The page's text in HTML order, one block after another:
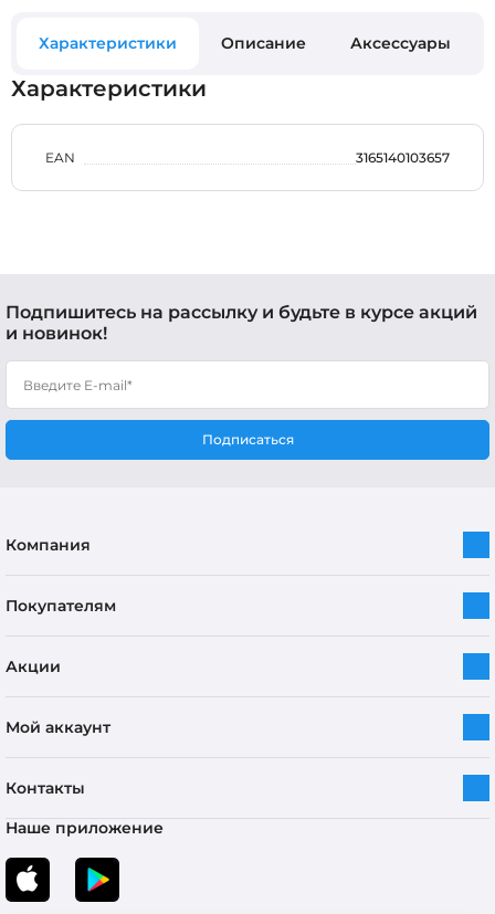
Характеристики Описание Аксессуары
Характеристики
EAN 3165140103657
Подпишитесь на рассылку и будьте в курсе акций
и новинок!
Подписаться
Компания
Покупателям
Акции
Мой аккаунт
Контакты
Наше приложение